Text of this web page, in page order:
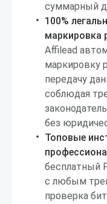
суммарный
100%
маркировка
Affilead
маркировку
передачу
соблюдая
без
Топовые
бесплатный
с любым
проверка